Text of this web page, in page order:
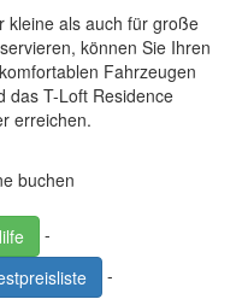
kleine als auch für große
können Sie Ihren
Fahrzeugen
das T-Loft Residence
erreichen.
-
-